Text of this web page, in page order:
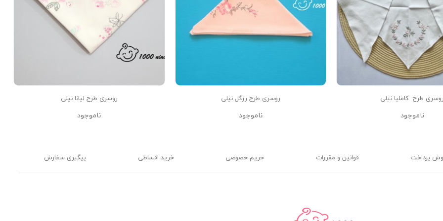
روسری طرح ‌ کاملیا نیلی
ناموجود
روسری طرح رزگل نیلی
ناموجود
روسری طرح لیانا نیلی
ناموجود
پرداخت قوانین و مقررات حریم خصوصی خرید اقساطی پیگیری سفارش